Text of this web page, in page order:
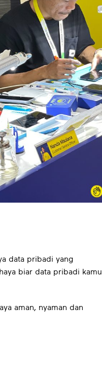
data pribadi yang
biar data pribadi kamu
aman, nyaman dan